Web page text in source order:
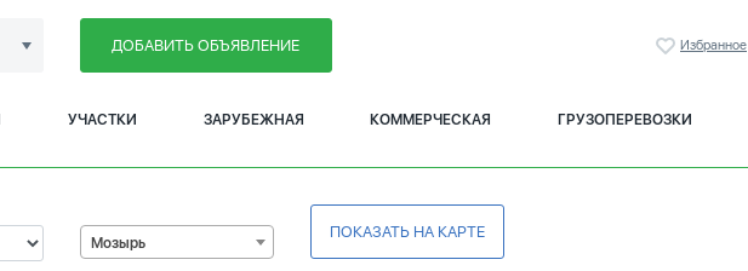
ДОБАВИТЬ ОБЪЯВЛЕНИЕ Избранное
УЧАСТКИ ЗАРУБЕЖНАЯ КОММЕРЧЕСКАЯ ГРУЗОПЕРЕВОЗКИ
Мозырь
ПОКАЗАТЬ НА КАРТЕ